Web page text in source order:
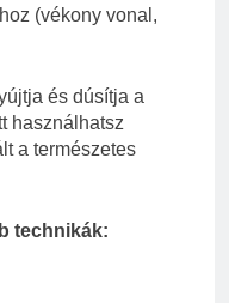
(vékony vonal,
és dúsítja a
használhatsz
a természetes
technikák: